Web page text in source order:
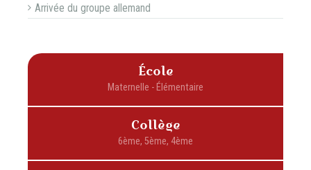
Arrivée du groupe allemand
École
Collège